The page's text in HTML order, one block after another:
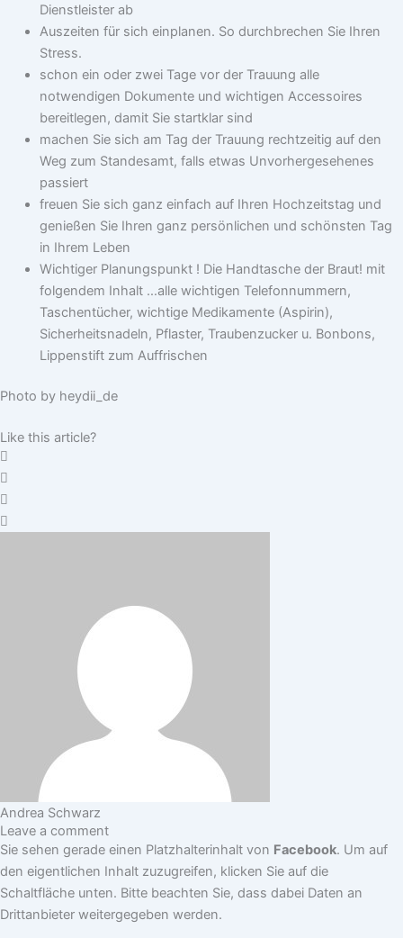
Dienstleister ab
Auszeiten für sich einplanen. So durchbrechen Sie Ihren
Stress.
schon ein oder zwei Tage vor der Trauung alle
notwendigen Dokumente und wichtigen Accessoires
bereitlegen, damit Sie startklar sind
machen Sie sich am Tag der Trauung rechtzeitig auf den
Weg zum Standesamt, falls etwas Unvorhergesehenes
passiert
freuen Sie sich ganz einfach auf Ihren Hochzeitstag und
genießen Sie Ihren ganz persönlichen und schönsten Tag
in Ihrem Leben
Wichtiger Planungspunkt ! Die Handtasche der Braut! mit
folgendem Inhalt …alle wichtigen Telefonnummern,
Taschentücher, wichtige Medikamente (Aspirin),
Sicherheitsnadeln, Pflaster, Traubenzucker u. Bonbons,
Lippenstift zum Auffrischen
Photo by heydii_de
Like this article?
Andrea Schwarz
Leave a comment
Sie sehen gerade einen Platzhalterinhalt von Facebook. Um auf
den eigentlichen Inhalt zuzugreifen, klicken Sie auf die
Schaltfläche unten. Bitte beachten Sie, dass dabei Daten an
Drittanbieter weitergegeben werden.